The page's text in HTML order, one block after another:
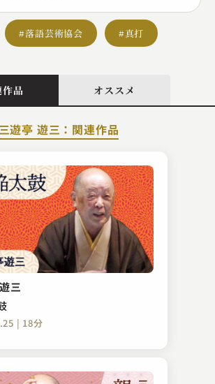
#落語芸術協会 #真打
作品 オススメ
三遊亭 遊三：関連作品
三
| 18分
浪
| 17分